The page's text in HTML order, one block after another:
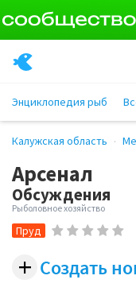
Энциклопедия рыб
Калужская область
Арсенал
Обсуждения
Рыболовное хозяйство
Пруд
+ Создать